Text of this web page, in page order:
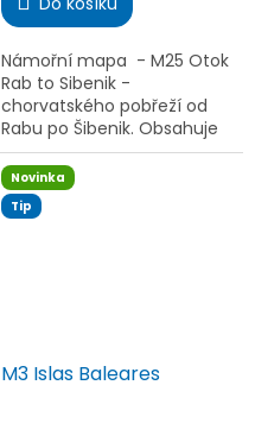
5,0
5
hvězdiček.
Námořní mapa - M25 Otok
Rab to Sibenik -
chorvatského pobřeží od
Rabu po Šibenik. Obsahuje
plány Zadaru, Kornatů,
Telašćice a dalších
klíčových lokalit. Ideální
pro...
Novinka
Tip
M3 Islas Baleares